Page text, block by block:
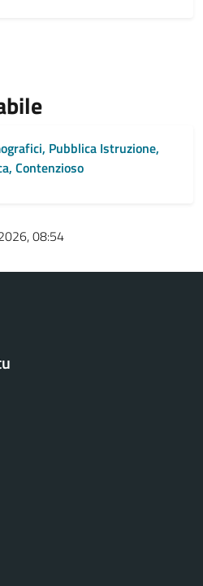
Pubblica Istruzione,
Contenzioso
08:54